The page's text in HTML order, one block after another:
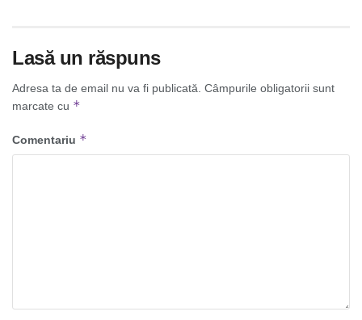
Lasă un răspuns
Adresa ta de email nu va fi publicată. Câmpurile obligatorii sunt
marcate cu *
Comentariu *